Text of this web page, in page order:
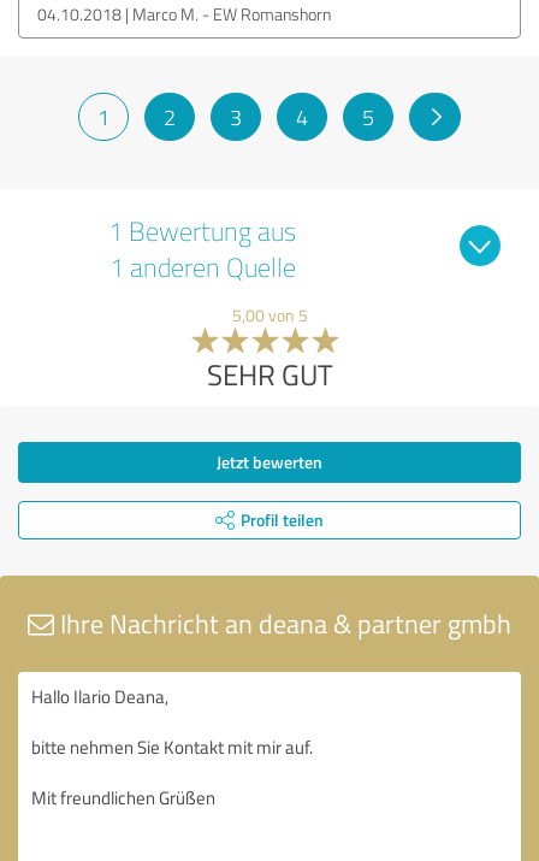
04.10.2018 Marco M. - EW Romanshorn
1 2 3 4 5
1 Bewertung aus
1 anderen Quelle
5,00 von 5
SEHR GUT
Jetzt bewerten
Profil teilen
Ihre Nachricht an deana & partner gmbh